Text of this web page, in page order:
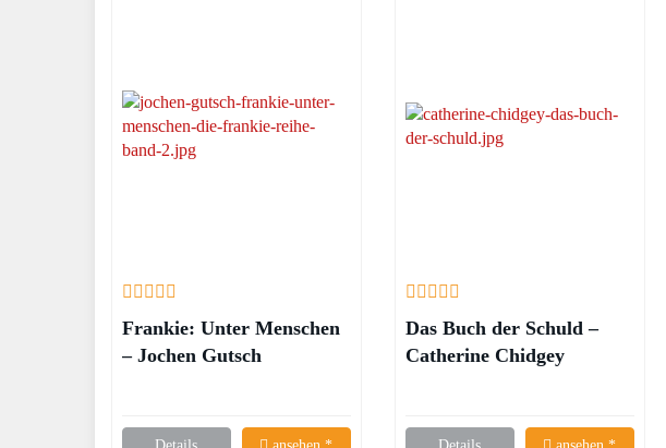
Frankie: Unter Menschen
– Jochen Gutsch
Das Buch der Schuld –
Catherine Chidgey